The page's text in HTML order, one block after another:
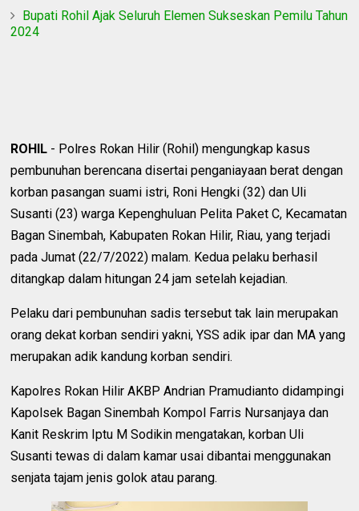
Bupati Rohil Ajak Seluruh Elemen Sukseskan Pemilu Tahun
2024
ROHIL - Polres Rokan Hilir (Rohil) mengungkap kasus
pembunuhan berencana disertai penganiayaan berat dengan
korban pasangan suami istri, Roni Hengki (32) dan Uli
Susanti (23) warga Kepenghuluan Pelita Paket C, Kecamatan
Bagan Sinembah, Kabupaten Rokan Hilir, Riau, yang terjadi
pada Jumat (22/7/2022) malam. Kedua pelaku berhasil
ditangkap dalam hitungan 24 jam setelah kejadian.
Pelaku dari pembunuhan sadis tersebut tak lain merupakan
orang dekat korban sendiri yakni, YSS adik ipar dan MA yang
merupakan adik kandung korban sendiri.
Kapolres Rokan Hilir AKBP Andrian Pramudianto didampingi
Kapolsek Bagan Sinembah Kompol Farris Nursanjaya dan
Kanit Reskrim Iptu M Sodikin mengatakan, korban Uli
Susanti tewas di dalam kamar usai dibantai menggunakan
senjata tajam jenis golok atau parang.